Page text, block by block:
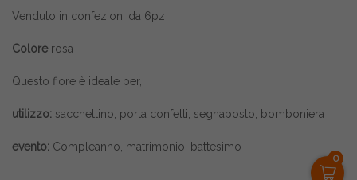
0
Venduto in confezioni da 6pz
Colorerosa
Questo fiore è ideale per,
utilizzo: sacchettino, porta confetti, segnaposto, bomboniera
evento: Compleanno, matrimonio, battesimo